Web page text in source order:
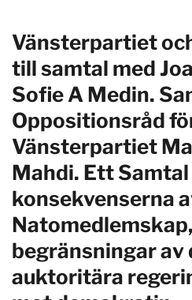
Vänsterpartiet
till samtal med
Sofie A Medin.
Oppositionsråd
Vänsterpartiet
Mahdi. Ett Samtal
konsekvenserna
Natomedlemskap,
begränsningar
auktoritära